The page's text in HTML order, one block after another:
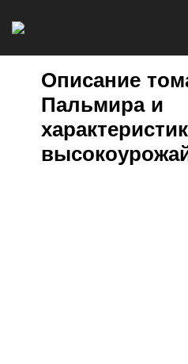
Описание
Пальмира и